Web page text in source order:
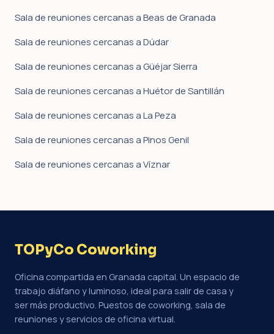
Sala de reuniones cercanas a Beas de Granada
Sala de reuniones cercanas a Dúdar
Sala de reuniones cercanas a Güéjar Sierra
Sala de reuniones cercanas a Huétor de Santillán
Sala de reuniones cercanas a La Peza
Sala de reuniones cercanas a Pinos Genil
Sala de reuniones cercanas a Víznar
TOPyCo Coworking
Oficina compartida en Granada capital. Un espacio de
trabajo diáfano y luminoso, ideal para salir de casa y
ser más productivo. Puestos de coworking, sala de
reuniones y servicios de oficina virtual.